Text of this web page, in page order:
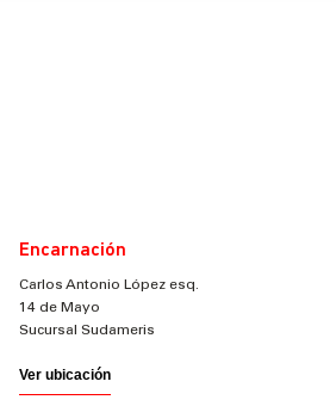
Encarnación
Carlos Antonio López esq.
14 de Mayo
Sucursal Sudameris
Ver ubicación